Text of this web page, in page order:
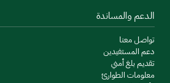
الدعم والمساندة
تواصل معنا
دعم المستفيدين
تقديم بلغ أمني
معلومات الطوارئ